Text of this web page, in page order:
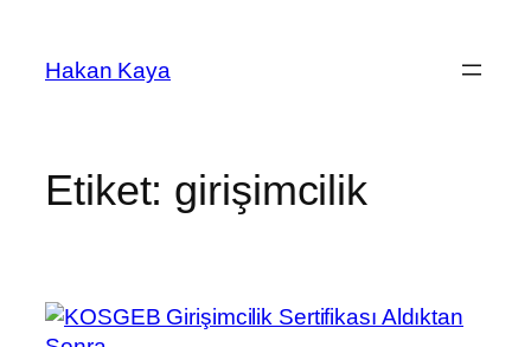
Hakan Kaya
Etiket: girişimcilik